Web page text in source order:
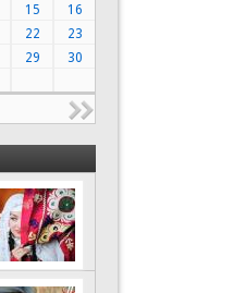
15
16
22
23
29
30